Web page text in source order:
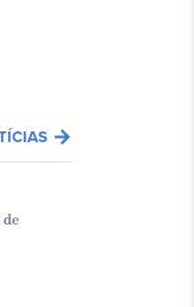
arrow_forward
de